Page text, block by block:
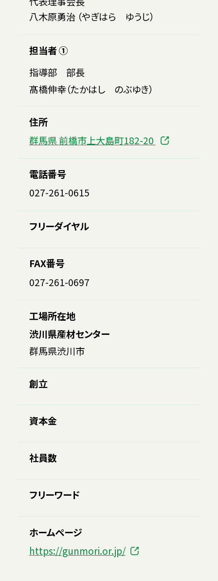
八木原勇治 （やぎはら ゆうじ）
担当者 ①
指導部 部長
髙橋伸幸（たかはし のぶゆき）
住所
群馬県 前橋市上大島町182-20
電話番号
027-261-0615
フリーダイヤル
FAX番号
027-261-0697
工場所在地
渋川県産材センター
群馬県渋川市
創立
資本金
社員数
フリーワード
ホームページ
https://gunmori.or.jp/